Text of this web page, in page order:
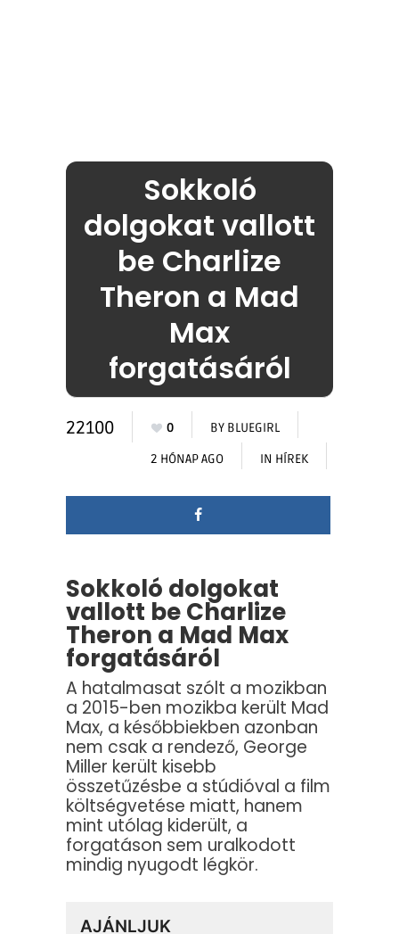
Sokkoló
dolgokat vallott
be Charlize
Theron a Mad
Max
forgatásáról
22100 0 BY BLUEGIRL
2 HÓNAP AGO IN HÍREK
Sokkoló dolgokat
vallott be Charlize
Theron a Mad Max
forgatásáról
A hatalmasat szólt a mozikban
a 2015-ben mozikba került Mad
Max, a későbbiekben azonban
nem csak a rendező, George
Miller került kisebb
összetűzésbe a stúdióval a film
költségvetése miatt, hanem
mint utólag kiderült, a
forgatáson sem uralkodott
mindig nyugodt légkör.